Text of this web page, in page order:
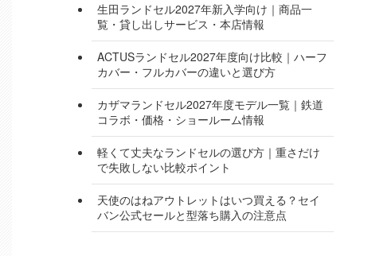
生田ランドセル2027年新入学向け｜商品一
覧・貸し出しサービス・本店情報
ACTUSランドセル2027年度向け比較｜ハーフ
カバー・フルカバーの違いと選び方
カザマランドセル2027年度モデル一覧｜鉄道
コラボ・価格・ショールーム情報
軽くて丈夫なランドセルの選び方｜重さだけ
で失敗しない比較ポイント
天使のはねアウトレットはいつ買える？セイ
バン公式セールと型落ち購入の注意点